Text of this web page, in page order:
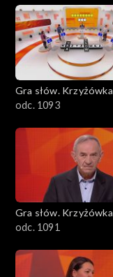
Gra słów. Krzyżówka
odc. 1093
Gra słów. Krzyżówka
odc. 1091